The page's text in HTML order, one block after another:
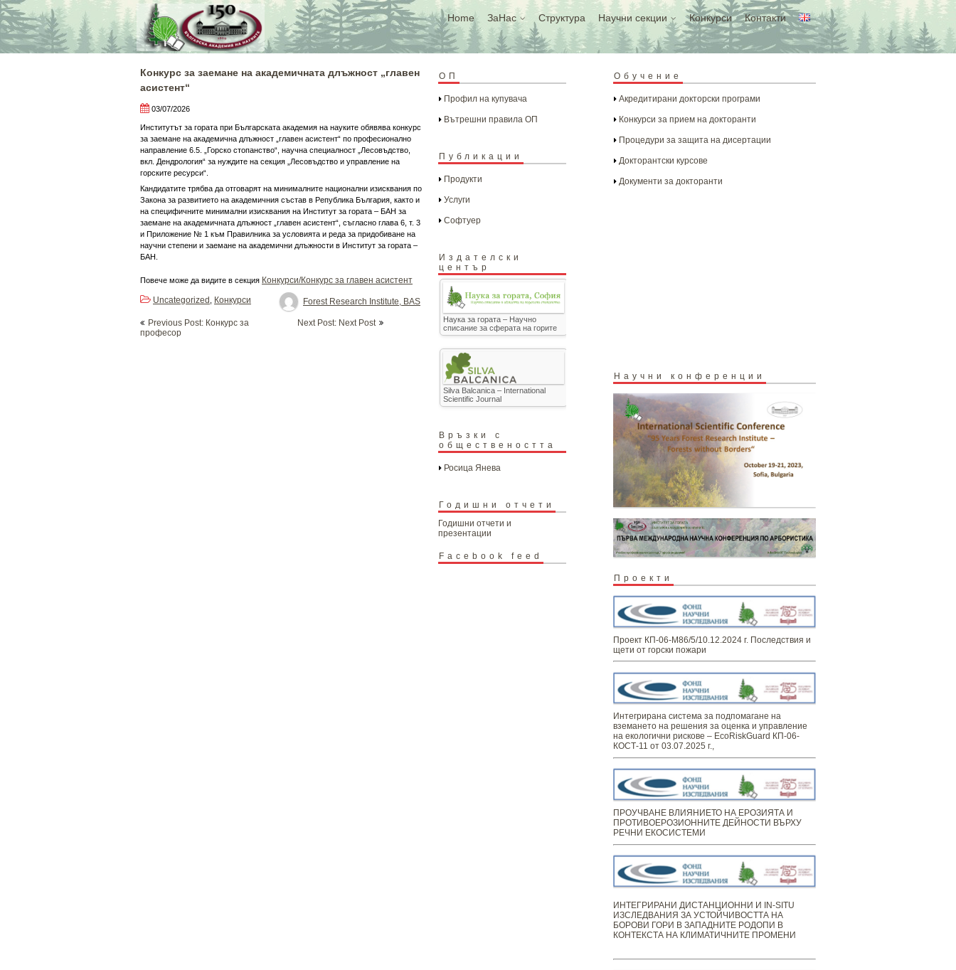
Skip
to
content
Home ЗаНас Структура Научни секции Конкурси Контакти
Конкурс за заемане на академичната длъжност „главен
асистент“
03/07/2026
Институтът за гората при Българската академия на науките обявява конкурс
за заемане на академична длъжност „главен асистент“ по професионално
направление 6.5. „Горско стопанство“, научна специалност „Лесовъдство,
вкл. Дендрология“ за нуждите на секция „Лесовъдство и управление на
горските ресурси“.
Кандидатите трябва да отговарят на минималните национални изисквания по
Закона за развитието на академичния състав в Република България, както и
на специфичните минимални изисквания на Институт за гората – БАН за
заемане на академичната длъжност „главен асистент“, съгласно глава 6, т. 3
и Приложение № 1 към Правилника за условията и реда за придобиване на
научни степени и заемане на академични длъжности в Институт за гората –
БАН.
Повече може да видите в секция Конкурси/Конкурс за главен асистент
Forest Research Institute, BAS
Uncategorized
Конкурси
navigation
Previous Post: Конкурс за
професор
Next Post: Next Post
ОП
Профил на купувача
Вътрешни правила ОП
Публикации
Продукти
Услуги
Софтуер
Издателски
център
Наука за гората – Научно
списание за сферата на горите
Silva Balcanica – International
Scientific Journal
Връзки с
обществеността
Росица Янева
Годишни отчети
Годишни отчети и
презентации
Facebook feed
Обучение
Акредитирани докторски програми
Конкурси за прием на докторанти
Процедури за защита на дисертации
Докторантски курсове
Документи за докторанти
Научни конференции
Проекти
Проект КП-06-М86/5/10.12.2024 г. Последствия и
щети от горски пожари
Интегрирана система за подпомагане на
вземането на решения за оценка и управление
на екологични рискове – EcoRiskGuard КП-06-
КОСТ-11 от 03.07.2025 г.,
ПРОУЧВАНЕ ВЛИЯНИЕТО НА ЕРОЗИЯТА И
ПРОТИВОЕРОЗИОННИТЕ ДЕЙНОСТИ ВЪРХУ
РЕЧНИ ЕКОСИСТЕМИ
ИНТЕГРИРАНИ ДИСТАНЦИОННИ И IN-SITU
ИЗСЛЕДВАНИЯ ЗА УСТОЙЧИВОСТТА НА
БОРОВИ ГОРИ В ЗАПАДНИТЕ РОДОПИ В
КОНТЕКСТА НА КЛИМАТИЧНИТЕ ПРОМЕНИ